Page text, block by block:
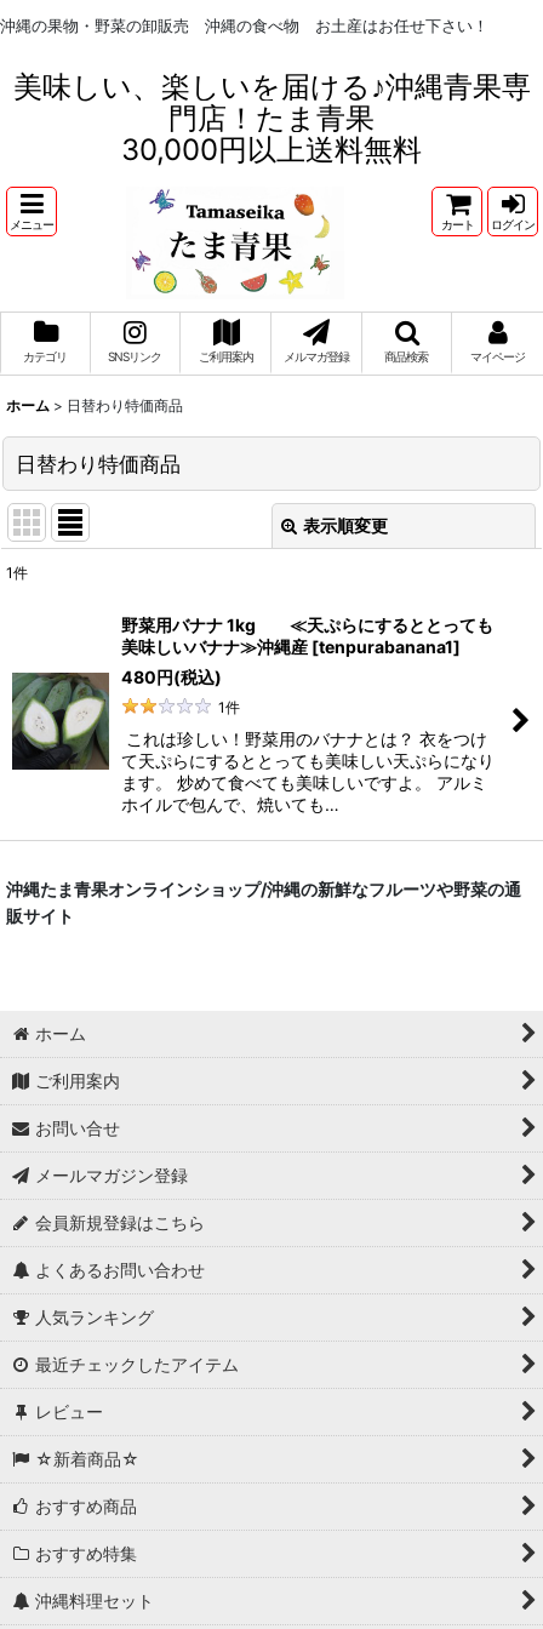
沖縄の果物・野菜の卸販売 沖縄の食べ物 お土産はお任せ下さい！
美味しい、楽しいを届ける♪沖縄青果専
門店！たま青果
30,000円以上送料無料
メニュー カート ログイン
カテゴリ SNSリンク ご利用案内 メルマガ登録 商品検索 マイページ
ホーム > 日替わり特価商品
日替わり特価商品
表示順変更
絞り込む
1件
野菜用バナナ 1kg ≪天ぷらにするととっても
美味しいバナナ≫沖縄産 [tenpurabanana1]
480円(税込)
1件
これは珍しい！野菜用のバナナとは？ 衣をつけ
て天ぷらにするととっても美味しい天ぷらになり
ます。 炒めて食べても美味しいですよ。 アルミ
ホイルで包んで、焼いても…
沖縄たま青果オンラインショップ/沖縄の新鮮なフルーツや野菜の通
販サイト
ホーム
ご利用案内
お問い合せ
メールマガジン登録
会員新規登録はこちら
よくあるお問い合わせ
人気ランキング
最近チェックしたアイテム
レビュー
☆新着商品☆
おすすめ商品
おすすめ特集
沖縄料理セット